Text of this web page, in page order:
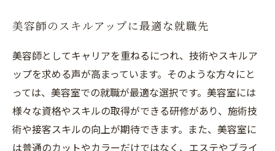
せる
美容師のスキルアップに最適な就職先
美容師としてキャリアを重ねるにつれ、技術やスキルア
ップを求める声が高まっています。そのような方々にと
っては、美容室での就職が最適な選択です。美容室には
様々な資格やスキルの取得ができる研修があり、施術技
術や接客スキルの向上が期待できます。また、美容室に
は普通のカットやカラーだけではなく、エステやブライ